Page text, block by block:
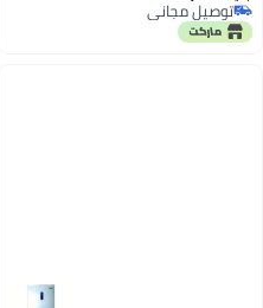
توصيل مجاني
توصيل مجاني